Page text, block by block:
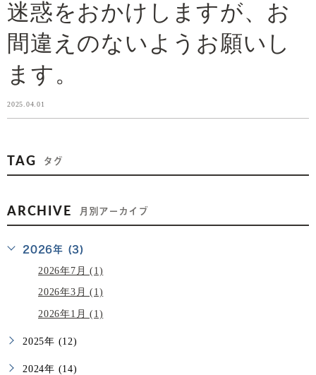
迷惑をおかけしますが、お
間違えのないようお願いし
ます。
2025.04.01
TAG タグ
ARCHIVE 月別アーカイブ
2026年 (3)
2026年7月 (1)
2026年3月 (1)
2026年1月 (1)
2025年 (12)
2024年 (14)